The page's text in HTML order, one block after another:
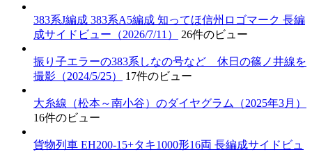
383系J編成 383系A5編成 知ってほ信州ロゴマーク 長編
成サイドビュー（2026/7/11）
26件のビュー
振り子エラーの383系しなの号など 休日の篠ノ井線を
撮影（2024/5/25）
17件のビュー
大糸線（松本～南小谷）のダイヤグラム（2025年3月）
16件のビュー
貨物列車 EH200-15+タキ1000形16両 長編成サイドビュ